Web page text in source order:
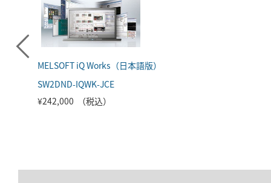
MELSOFT iQ Works（日本語版）
SW2DND-IQWK-JCE
¥242,000 （税込）